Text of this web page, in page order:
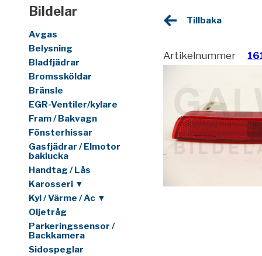
Bildelar
Avgas
Belysning
Bladfjädrar
Bromssköldar
Bränsle
EGR-Ventiler/kylare
Fram / Bakvagn
Fönsterhissar
Gasfjädrar / Elmotor
baklucka
Handtag / Lås
Karosseri ▼
Kyl / Värme / Ac ▼
Oljetråg
Parkeringssensor /
Backkamera
Sidospeglar
Tillbaka
Artikelnummer